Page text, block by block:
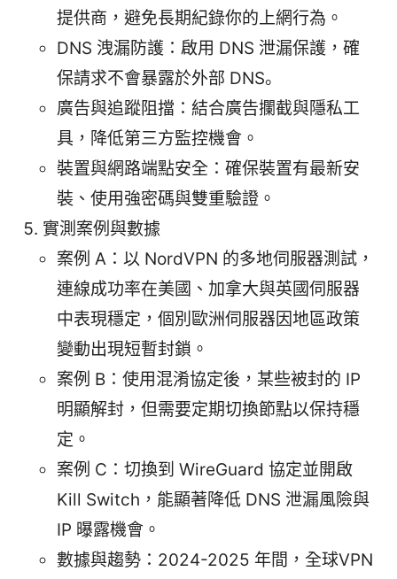
提供商，避免長期紀錄你的上網行為。
DNS 洩漏防護：啟用 DNS 泄漏保護，確
保請求不會暴露於外部 DNS。
廣告與追蹤阻擋：結合廣告攔截與隱私工
具，降低第三方監控機會。
裝置與網路端點安全：確保裝置有最新安
裝、使用強密碼與雙重驗證。
實測案例與數據
案例 A：以 NordVPN 的多地伺服器測試，
連線成功率在美國、加拿大與英國伺服器
中表現穩定，個別歐洲伺服器因地區政策
變動出現短暫封鎖。
案例 B：使用混淆協定後，某些被封的 IP
明顯解封，但需要定期切換節點以保持穩
定。
案例 C：切換到 WireGuard 協定並開啟
Kill Switch，能顯著降低 DNS 泄漏風險與
IP 曝露機會。
數據與趨勢：2024-2025 年間，全球VPN